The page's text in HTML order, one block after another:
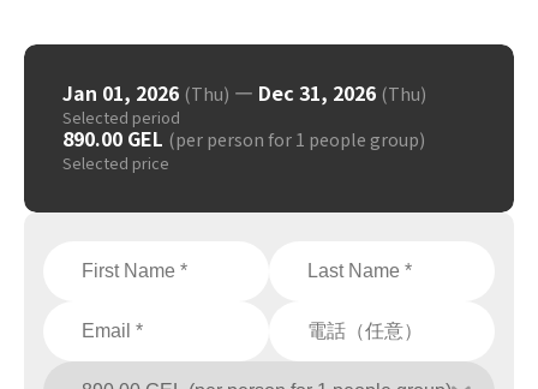
Jan 01, 2026 (Thu) — Dec 31, 2026 (Thu)
Selected period
890.00 GEL (per person for 1 people group)
Selected price